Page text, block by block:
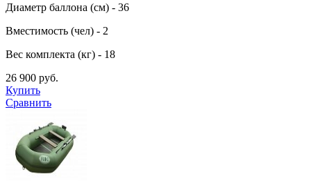
Диаметр баллона (см) - 36
Вместимость (чел) - 2
Вес комплекта (кг) - 18
26 900 руб.
Купить
Сравнить